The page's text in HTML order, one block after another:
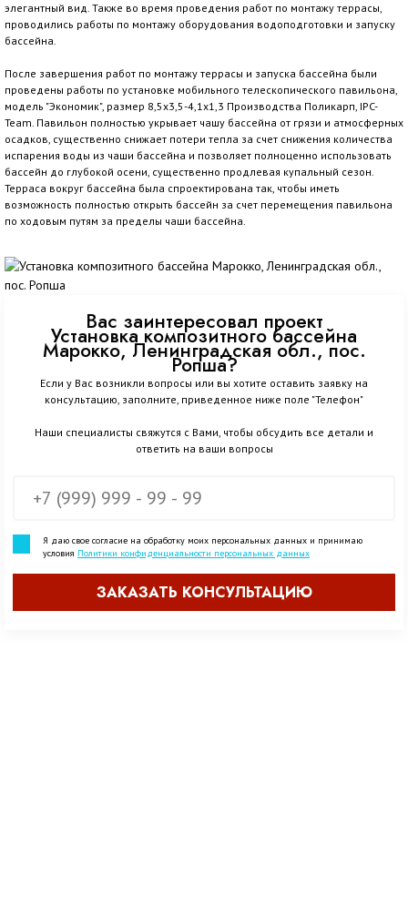
элегантный вид. Также во время проведения работ по монтажу террасы,
проводились работы по монтажу оборудования водоподготовки и запуску
бассейна.
После завершения работ по монтажу террасы и запуска бассейна были
проведены работы по установке мобильного телескопического павильона,
модель "Экономик", размер 8,5х3,5-4,1х1,3 Производства Поликарп, IPC-
Team. Павильон полностью укрывает чашу бассейна от грязи и атмосферных
осадков, существенно снижает потери тепла за счет снижения количества
испарения воды из чаши бассейна и позволяет полноценно использовать
бассейн до глубокой осени, существенно продлевая купальный сезон.
Терраса вокруг бассейна была спроектирована так, чтобы иметь
возможность полностью открыть бассейн за счет перемещения павильона
по ходовым путям за пределы чаши бассейна.
Вас заинтересовал проект
Установка композитного бассейна
Марокко, Ленинградская обл., пос.
Ропша?
Если у Вас возникли вопросы или вы хотите оставить заявку на
консультацию, заполните, приведенное ниже поле "Телефон"
Наши специалисты свяжутся с Вами, чтобы обсудить все детали и
ответить на ваши вопросы
Я даю свое согласие на обработку моих персональных данных и принимаю
условия Политики конфиденциальности персональных данных
ЗАКАЗАТЬ КОНСУЛЬТАЦИЮ